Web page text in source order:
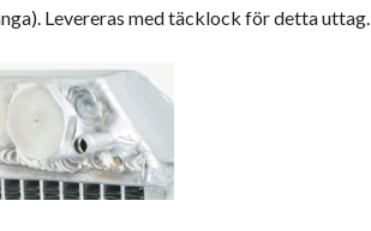
Levereras med täcklock för detta uttag.